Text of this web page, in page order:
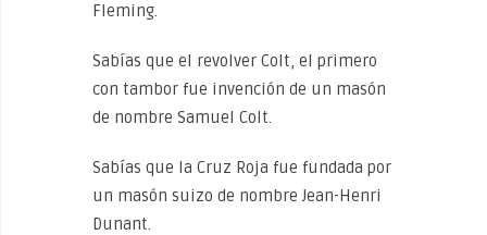
Fleming.
Sabías que el revolver Colt, el primero
con tambor fue invención de un masón
de nombre Samuel Colt.
Sabías que la Cruz Roja fue fundada por
un masón suizo de nombre Jean-Henri
Dunant.